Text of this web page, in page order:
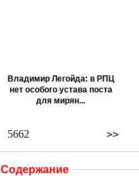
Владимир Легойда: в РПЦ
нет особого устава поста
для мирян...
>>
5662
Содержание